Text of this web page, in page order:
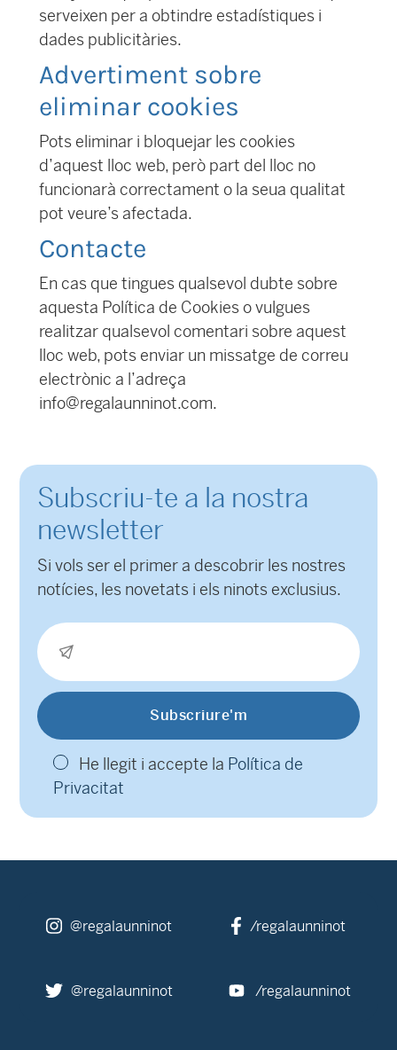
serveixen per a obtindre estadístiques i
dades publicitàries.
Advertiment sobre
eliminar cookies
Pots eliminar i bloquejar les cookies
d’aquest lloc web, però part del lloc no
funcionarà correctament o la seua qualitat
pot veure’s afectada.
Contacte
En cas que tingues qualsevol dubte sobre
aquesta Política de Cookies o vulgues
realitzar qualsevol comentari sobre aquest
lloc web, pots enviar un missatge de correu
electrònic a l’adreça
info@regalaunninot.com.
Subscriu-te a la nostra
newsletter
Si vols ser el primer a descobrir les nostres
notícies, les novetats i els ninots exclusius.
He llegit i accepte la Política de
Privacitat
@regalaunninot /regalaunninot
@regalaunninot /regalaunninot